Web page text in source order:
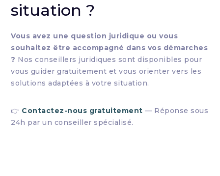
situation ?
Vous avez une question juridique ou vous
souhaitez être accompagné dans vos démarches
? Nos conseillers juridiques sont disponibles pour
vous guider gratuitement et vous orienter vers les
solutions adaptées à votre situation.
👉 Contactez-nous gratuitement — Réponse sous
24h par un conseiller spécialisé.